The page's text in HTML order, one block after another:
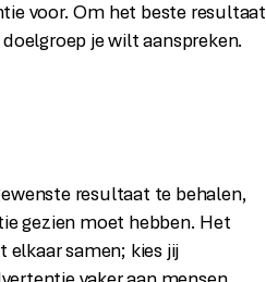
voor. Om het beste resultaat
je wilt aanspreken.
resultaat te behalen,
gezien moet hebben. Het
elkaar samen; kies jij